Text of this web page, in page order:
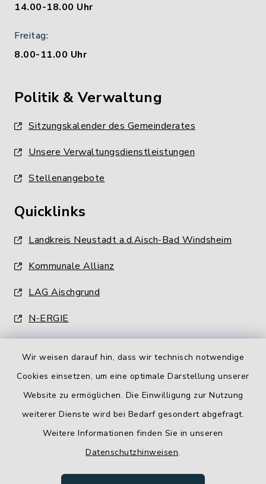
Wir weisen darauf hin, dass wir technisch notwendige
Cookies einsetzen, um eine optimale Darstellung unserer
Website zu ermöglichen. Die Einwilligung zur Nutzung
weiterer Dienste wird bei Bedarf gesondert abgefragt.
Weitere Informationen finden Sie in unseren
Datenschutzhinweisen.
14.00-18.00 Uhr
Freitag:
8.00-11.00 Uhr
Politik & Verwaltung
Sitzungskalender des Gemeinderates
Unsere Verwaltungsdienstleistungen
Stellenangebote
Quicklinks
Landkreis Neustadt a.d.Aisch-Bad Windsheim
Kommunale Allianz
LAG Aischgrund
N-ERGIE
Barrierefreiheit